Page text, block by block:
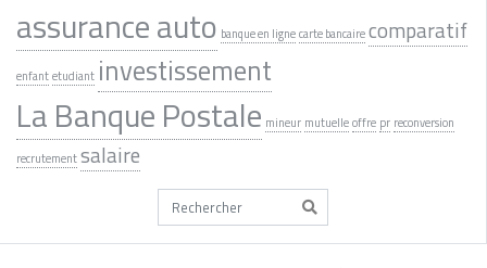
assurance auto banque en lignecarte bancairecomparatif
enfantetudiant investissement
La Banque Postale mineur mutuelleoffre pr reconversion
recrutementsalaire
Tapez votre recherche